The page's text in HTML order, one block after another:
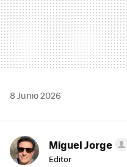
8 Junio 2026
Miguel Jorge
Editor